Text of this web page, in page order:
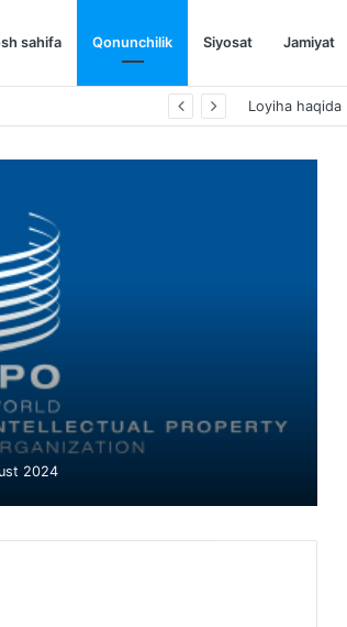
sahifa Qonunchilik Siyosat Jamiyat
Loyiha haqida
2024